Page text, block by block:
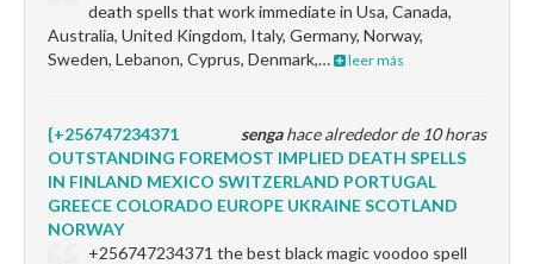
death spells that work immediate in Usa, Canada,
Australia, United Kingdom, Italy, Germany, Norway,
Sweden, Lebanon, Cyprus, Denmark,…
leer más
sengahace alrededor de 10 horas
{+256747234371
OUTSTANDING FOREMOST IMPLIED DEATH SPELLS
IN FINLAND MEXICO SWITZERLAND PORTUGAL
GREECE COLORADO EUROPE UKRAINE SCOTLAND
NORWAY
+256747234371 the best black magic voodoo spell